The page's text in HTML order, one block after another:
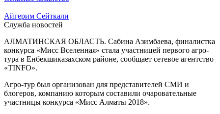
Айгерим Сейткали
Служба новостей
АЛМАТИНСКАЯ ОБЛАСТЬ. Сабина Азимбаева, финалистка
конкурса «Мисс Вселенная» стала участницей первого агро-
тура в Енбекшиказахском районе, сообщает сетевое агентство
«TINFO».
Агро-тур был организован для представителей СМИ и
блогеров, компанию которым составили очаровательные
участницы конкурса «Мисс Алматы 2018».